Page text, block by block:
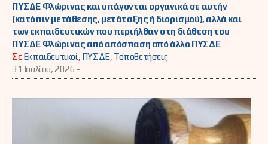
ΠΥΣΔΕ Φλώρινας και υπάγονται οργανικά σε αυτήν
(κατόπιν μετάθεσης, μετάταξης ή διορισμού), αλλά και
των εκπαιδευτικών που περιήλθαν στη διάθεση του
ΠΥΣΔΕ Φλώρινας από απόσπαση από άλλο ΠΥΣΔΕ
ΣεΕκπαιδευτικοί, ΠΥΣΔΕ, Τοποθετήσεις
31 Ιουλίου, 2026 -